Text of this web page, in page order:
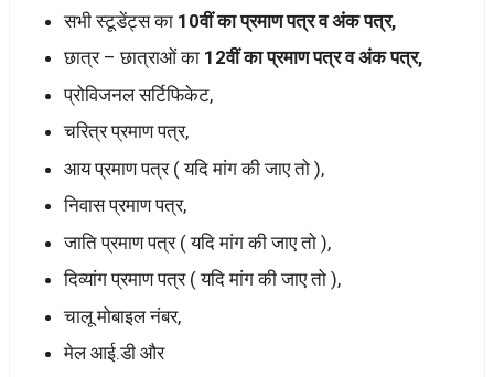
सभी स्टूडेंट्स का 10वीं का प्रमाण पत्र व अंक पत्र,
छात्र – छात्राओं का 12वीं का प्रमाण पत्र व अंक पत्र,
प्रोविजनल सर्टिफिकेट,
चरित्र प्रमाण पत्र,
आय प्रमाण पत्र ( यदि मांग की जाए तो ),
निवास प्रमाण पत्र,
जाति प्रमाण पत्र ( यदि मांग की जाए तो ),
दिव्यांग प्रमाण पत्र ( यदि मांग की जाए तो ),
चालू मोबाइल नंबर,
मेल आई.डी और